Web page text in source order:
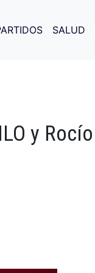
SALUD
y Rocío